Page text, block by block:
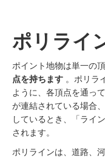
ポリライ
ポイント地物は単一の
点を持ちます 。ポリラ
ように、各頂点を通っ
が連結されている場合
しているとき、「ライ
されます。
ポリラインは、道路、